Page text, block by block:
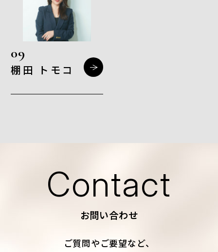
09
棚田 トモコ
Contact
お問い合わせ
ご質問やご要望など、